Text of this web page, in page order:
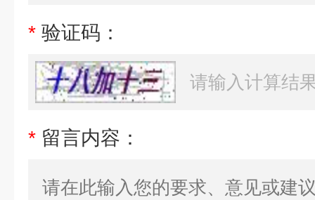
* 验证码：
* 留言内容：